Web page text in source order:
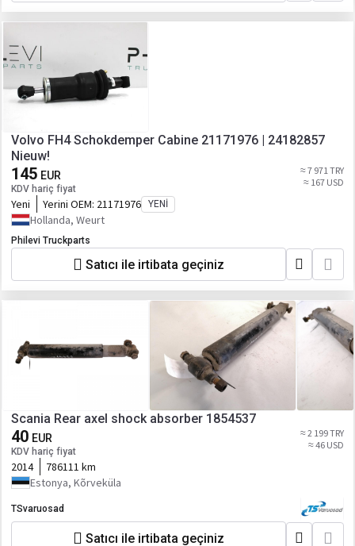
Volvo FH4 Schokdemper Cabine 21171976 | 24182857
Nieuw!
145 EUR
KDV hariç fiyat
≈ 7 971 TRY
≈ 167 USD
Yeni Yerini OEM: 21171976 YENI
Hollanda, Weurt
Philevi Truckparts
Satıcı ile irtibata geçiniz
Scania Rear axel shock absorber 1854537
40 EUR
KDV hariç fiyat
≈ 2 199 TRY
≈ 46 USD
2014
786111 km
Estonya, Kõrveküla
TSvaruosad
Satıcı ile irtibata geçiniz